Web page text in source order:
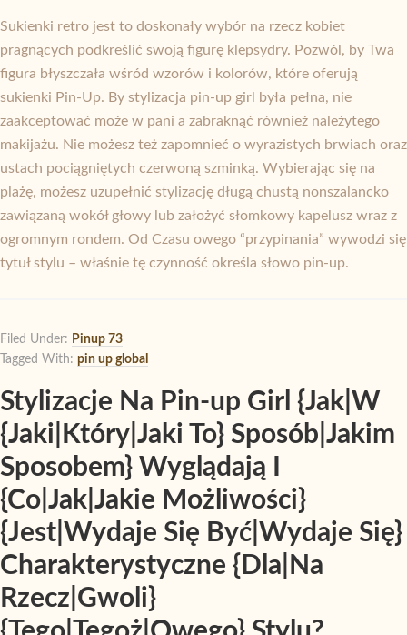
Sukienki retro jest to doskonały wybór na rzecz kobiet
pragnących podkreślić swoją figurę klepsydry. Pozwól, by Twa
figura błyszczała wśród wzorów i kolorów, które oferują
sukienki Pin-Up. By stylizacja pin-up girl była pełna, nie
zaakceptować może w pani a zabraknąć również należytego
makijażu. Nie możesz też zapomnieć o wyrazistych brwiach oraz
ustach pociągniętych czerwoną szminką. Wybierając się na
plażę, możesz uzupełnić stylizację długą chustą nonszalancko
zawiązaną wokół głowy lub założyć słomkowy kapelusz wraz z
ogromnym rondem. Od Czasu owego “przypinania” wywodzi się
tytuł stylu – właśnie tę czynność określa słowo pin-up.
Filed Under: Pinup 73
Tagged With: pin up global
Stylizacje Na Pin-up Girl {Jak|W
{Jaki|Który|Jaki To} Sposób|Jakim
Sposobem} Wyglądają I
{Co|Jak|Jakie Możliwości}
{Jest|Wydaje Się Być|Wydaje Się}
Charakterystyczne {Dla|Na
Rzecz|Gwoli}